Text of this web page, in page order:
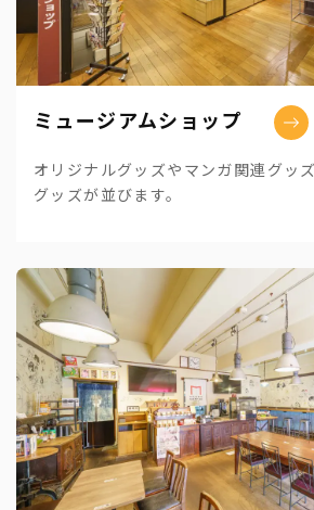
ミュージアムショップ
オリジナルグッズやマンガ関連グッ
グッズが並びます。